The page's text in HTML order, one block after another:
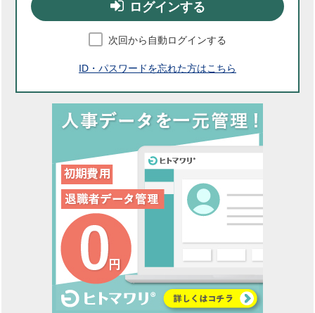
ログインする
次回から自動ログインする
ID・パスワードを忘れた方はこちら